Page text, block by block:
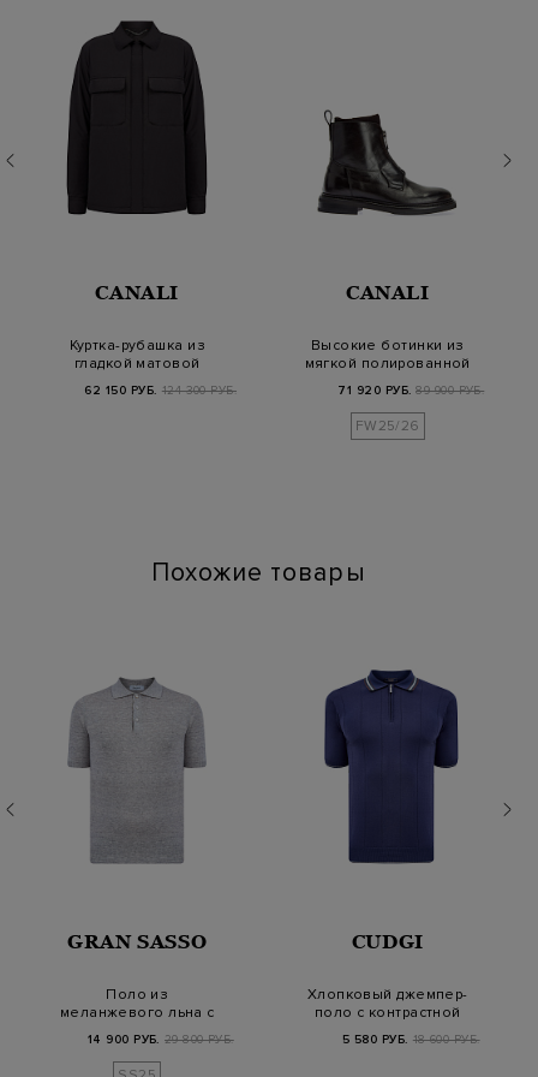
CANALI
Куртка-рубашка из
гладкой матовой
микрофибры
62 150 РУБ. 124 300 РУБ.
CANALI
Высокие ботинки из
мягкой полированной
кожи на молнии
71 920 РУБ. 89 900 РУБ.
FW25/26
Похожие товары
GRAN SASSO
Поло из
меланжевого льна с
вязки
14 900 РУБ. 29 800 РУБ.
CUDGI
Хлопковый джемпер-
поло с контрастной
5 580 РУБ. 18 600 РУБ.